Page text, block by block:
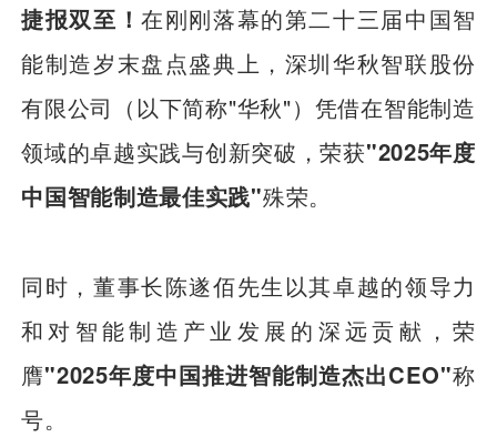
捷报双至！在刚刚落幕的第二十三届中国智
能制造岁末盘点盛典上，深圳华秋智联股份
有限公司（以下简称"华秋"）凭借在智能制造
领域的卓越实践与创新突破，荣获"2025年度
中国智能制造最佳实践"殊荣。
同时，董事长陈遂佰先生以其卓越的领导力
和对智能制造产业发展的深远贡献，荣
膺"2025年度中国推进智能制造杰出CEO"称
号。